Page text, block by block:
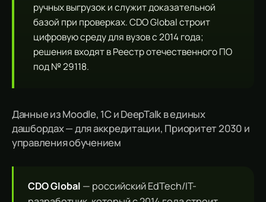
ручных выгрузок и служит доказательной
базой при проверках. CDO Global строит
цифровую среду для вузов с 2014 года;
решения входят в Реестр отечественного ПО
под № 29118.
Данные из Moodle, 1С иDeepTalkв единых
дашбордах — для аккредитации, Приоритет 2030 и
управления обучением
CDO Global — российский EdTech/IT-